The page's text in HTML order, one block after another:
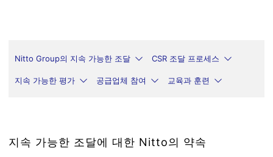
Nitto Group의 지속 가능한 조달 CSR 조달 프로세스
지속 가능한 평가 공급업체 참여 교육과 훈련
지속 가능한 조달에 대한 Nitto의 약속